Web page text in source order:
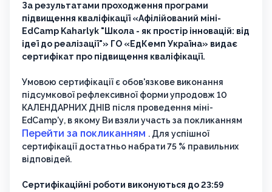
За результатами проходження програми
підвищення кваліфікації «Афілійований міні-
EdCamp Kaharlyk "Школа - як простір інновацій: від
ідеї до реалізації"» ГО «ЕдКемп Україна» видає
сертифікат про підвищення кваліфікації.
Умовою сертифікації є обов'язкове виконання
підсумкової рефлексивної форми упродовж 10
КАЛЕНДАРНИХ ДНІВ після проведення міні-
EdCamp'у, в якому Ви взяли участь за покликанням
Перейти за покликанням . Для успішної
сертифікації достатньо набрати 75 % правильних
відповідей.
Сертифікаційні роботи виконуються до 23:59